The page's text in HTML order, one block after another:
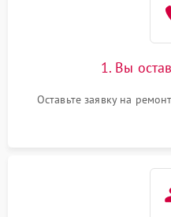
1. Вы
Оставьте заявку на